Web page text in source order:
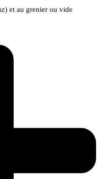
et au grenier ou vide